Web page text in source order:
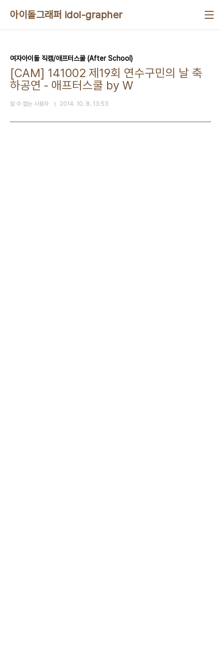
아이돌그래퍼 idol-grapher
여자아이돌 직캠/애프터스쿨 (After School)
[CAM] 141002 제19회 연수구민의 날 축
하공연 - 애프터스쿨 by W
알 수 없는 사용자 2014. 10. 8. 13:53